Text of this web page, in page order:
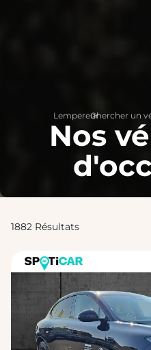
Lempereur
>
Chercher un
Nos
1882 Résultats